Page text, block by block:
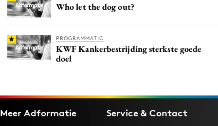
Who let the dog out?
PROGRAMMATIC
KWF Kankerbestrijding sterkste goede
doel
Meer Adformatie Service & Contact